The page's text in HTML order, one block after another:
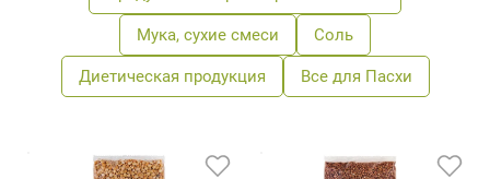
Мука, сухие смеси Соль
Диетическая продукция Все для Пасхи